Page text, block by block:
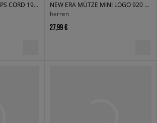
NEW ERA MÜTZE COOPS CORD 1920 NYY NEW YORK YANKEES
NEW ERA MÜTZE MINI LOGO 920 NYY NEW YORK YANKEES
herren
27,99 €